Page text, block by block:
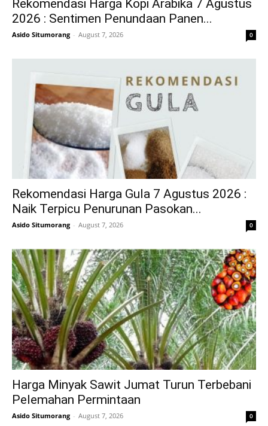
Rekomendasi Harga Kopi Arabika 7 Agustus
2026 : Sentimen Penundaan Panen...
Asido Situmorang - August 7, 2026 0
Rekomendasi Harga Gula 7 Agustus 2026 :
Naik Terpicu Penurunan Pasokan...
Asido Situmorang - August 7, 2026 0
Harga Minyak Sawit Jumat Turun Terbebani
Pelemahan Permintaan
Asido Situmorang - August 7, 2026 0